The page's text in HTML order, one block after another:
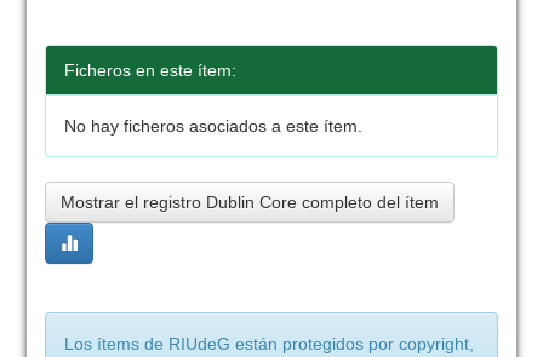
Ficheros en este ítem:
No hay ficheros asociados a este ítem.
Mostrar el registro Dublin Core completo del ítem
Los ítems de RIUdeG están protegidos por copyright,